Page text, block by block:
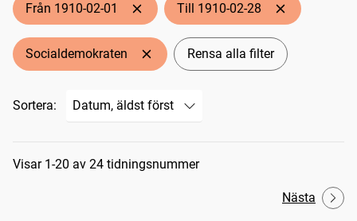
Från 1910-02-01 Till 1910-02-28
Socialdemokraten Rensa alla filter
Sortera:
Sökresultat
Visar 1-20 av 24 tidningsnummer
Nästa